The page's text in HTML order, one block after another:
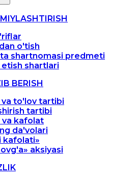
o'tish
shartnomasi predmeti
etish shartlari
BERISH
va to'lov tartibi
tartibi
va kafolat
da'volari
kafolati»
aksiyasi